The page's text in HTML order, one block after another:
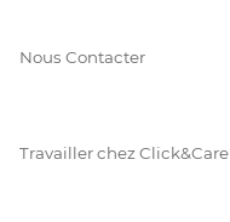
Nous Contacter
Travailler chez Click&Care